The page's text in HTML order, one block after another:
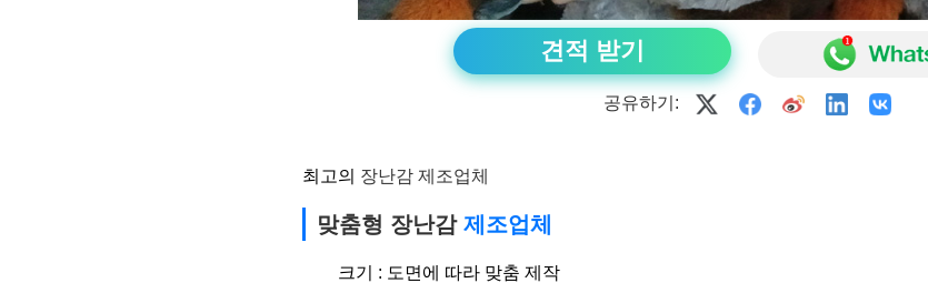
견적 받기
공유하기:
최고의 장난감 제조업체
맞춤형 장난감제조업체
크기 : 도면에 따라 맞춤 제작